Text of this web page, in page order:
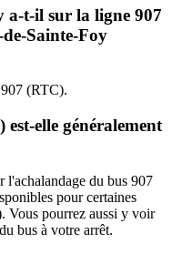
a-t-il sur la ligne 907
Sainte-Foy
(RTC).
elle généralement
l'achalandage du bus 907
pour certaines
Vous pourrez aussi y voir
bus à votre arrêt.